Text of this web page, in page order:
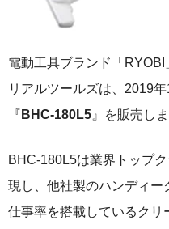
電動工具ブランド「
リアルツールズは、2019
『 BHC-180L5』を販売しま
BHC-180L5は業界トップ
現し、他社製のハンディー
仕事率を搭載しているクリ